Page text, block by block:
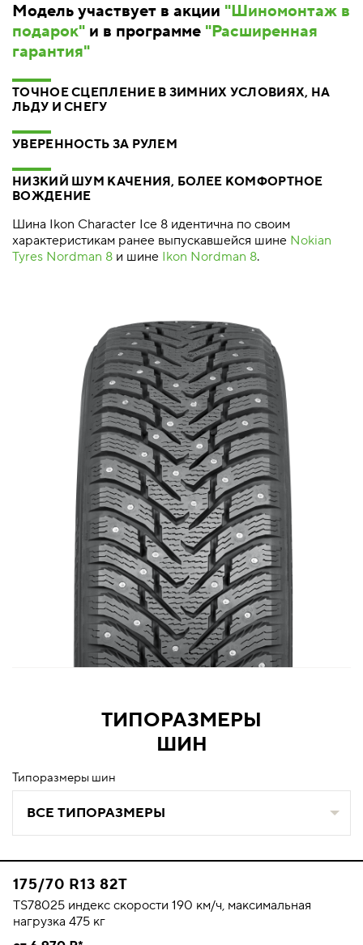
Модель участвует в акции "Шиномонтаж в
подарок" и в программе "Расширенная
гарантия"
ТОЧНОЕ СЦЕПЛЕНИЕ В ЗИМНИХ УСЛОВИЯХ, НА
ЛЬДУ И СНЕГУ
УВЕРЕННОСТЬ ЗА РУЛЕМ
НИЗКИЙ ШУМ КАЧЕНИЯ, БОЛЕЕ КОМФОРТНОЕ
ВОЖДЕНИЕ
Шина Ikon Character Ice 8 идентична по своим
характеристикам ранее выпускавшейся шине Nokian
Tyres Nordman 8 и шине Ikon Nordman 8.
ТИПОРАЗМЕРЫ
ШИН
Типоразмеры шин
ВСЕ ТИПОРАЗМЕРЫ
175/70 R13 82T
TS78025 индекс скорости 190 км/ч, максимальная
нагрузка 475 кг